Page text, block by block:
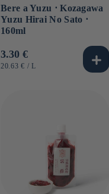
Bere a Yuzu ⋅ Kozagawa
Yuzu Hirai No Sato ⋅
160ml
Prezzo
di
3.30 €
PREZZO
20.63 € / PER
L